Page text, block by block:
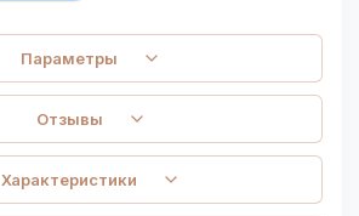
Параметры
Отзывы
Характеристики